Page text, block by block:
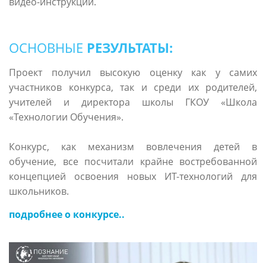
ОСНОВНЫЕ РЕЗУЛЬТАТЫ:
Проект получил высокую оценку как у самих
участников конкурса, так и среди их родителей,
учителей и директора школы ГКОУ «Школа
«Технологии Обучения».
Конкурс, как механизм вовлечения детей в
обучение, все посчитали крайне востребованной
концепцией освоения новых ИТ-технологий для
школьников.
подробнее о конкурсе..